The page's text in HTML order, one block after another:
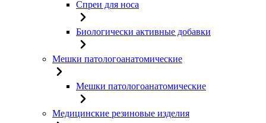
Спреи для носа
Биологически активные добавки
Мешки патологоанатомические
Мешки патологоанатомические
Медицинские резиновые изделия